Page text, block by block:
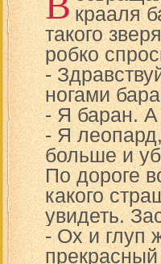
крааля
такого
робко
-
ногами
- Я баран. А
- Я
больше и
По дороге
какого
увидеть.
- Ох и глуп